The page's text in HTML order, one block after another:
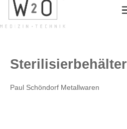
springen
Sterilisierbehälter
Paul Schöndorf Metallwaren